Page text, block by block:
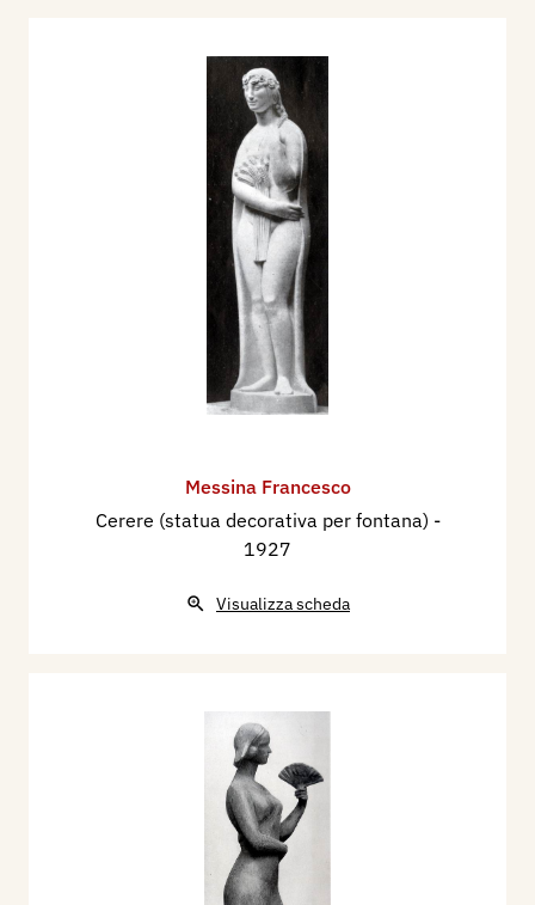
Messina Francesco
Cerere (statua decorativa per fontana) -
1927
Visualizza scheda